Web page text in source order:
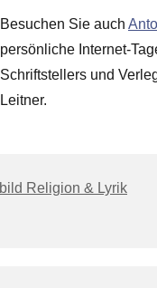
Besuchen Sie auch
persönliche Internet-
Schriftstellers und
Leitner.